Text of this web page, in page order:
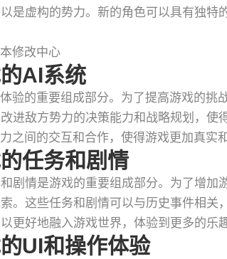
以是虚构的势力。新的角色可以具有独
AI系统
验的重要组成部分。为了提高游戏的挑
进敌方势力的决策能力和战略规划，使
之间的交互和合作，使得游戏更加真实和
任务和剧情
剧情是游戏的重要组成部分。为了增加
。这些任务和剧情可以与历史事件相关
更好地融入游戏世界，体验到更多的乐
UI和操作体验